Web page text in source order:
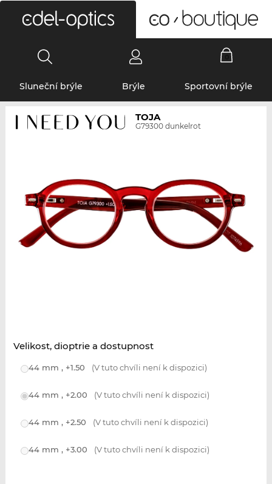
Sluneční brýle Brýle Sportovní brýle
TOJA
G79300 dunkelrot
Velikost, dioptrie a dostupnost
44 mm , +1.50 (V tuto chvíli není k dispozici)
44 mm , +2.00 (V tuto chvíli není k dispozici)
44 mm , +2.50 (V tuto chvíli není k dispozici)
44 mm , +3.00 (V tuto chvíli není k dispozici)